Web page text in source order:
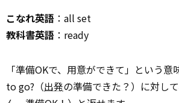
こなれ英語 ：all set
教科書英語 ：ready
「準備OKで、用意ができて」という
to go?（出発の準備できた？）に対し